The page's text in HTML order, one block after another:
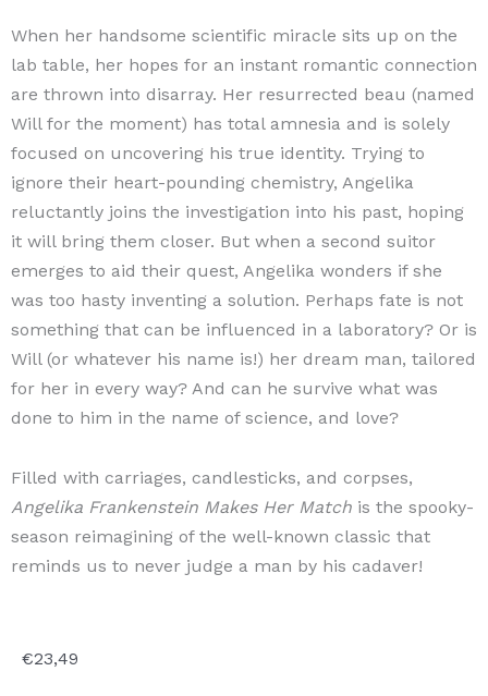
When her handsome scientific miracle sits up on the
lab table, her hopes for an instant romantic connection
are thrown into disarray. Her resurrected beau (named
Will for the moment) has total amnesia and is solely
focused on uncovering his true identity. Trying to
ignore their heart-pounding chemistry, Angelika
reluctantly joins the investigation into his past, hoping
it will bring them closer. But when a second suitor
emerges to aid their quest, Angelika wonders if she
was too hasty inventing a solution. Perhaps fate is not
something that can be influenced in a laboratory? Or is
Will (or whatever his name is!) her dream man, tailored
for her in every way? And can he survive what was
done to him in the name of science, and love?
Filled with carriages, candlesticks, and corpses,
Angelika Frankenstein Makes Her Match is the spooky-
season reimagining of the well-known classic that
reminds us to never judge a man by his cadaver!
€23,49